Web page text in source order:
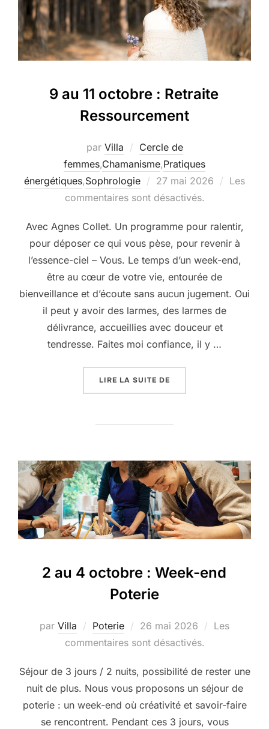
9 au 11 octobre : Retraite
Ressourcement
par Villa
Cercle de
femmes,Chamanisme,Pratiques
énergétiques,Sophrologie
Publié
le
27 mai 2026
Les
commentaires sont désactivés.
Avec Agnes Collet. Un programme pour ralentir,
pour déposer ce qui vous pèse, pour revenir à
l’essence-ciel – Vous. Le temps d’un week-end,
être au cœur de votre vie, entourée de
bienveillance et d’écoute sans aucun jugement. Oui
il peut y avoir des larmes, des larmes de
délivrance, accueillies avec douceur et
tendresse. Faites moi confiance, il y …
LIRE LA SUITE DE
2 au 4 octobre : Week-end
Poterie
par Villa Poterie
Publié
le
26 mai 2026
Les
commentaires sont désactivés.
Séjour de 3 jours / 2 nuits, possibilité de rester une
nuit de plus. Nous vous proposons un séjour de
poterie : un week-end où créativité et savoir-faire
se rencontrent. Pendant ces 3 jours, vous